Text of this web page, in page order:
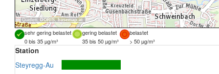
Quellen: DORIS, basemap.at
sehr gering belastet gering belastet
belastet
0 bis 35 µg/m³
35 bis 50 µg/m³ > 50 µg/m³
Station
Steyregg-Au